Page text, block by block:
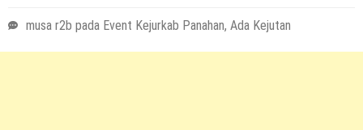
musa r2b pada Event Kejurkab Panahan, Ada Kejutan